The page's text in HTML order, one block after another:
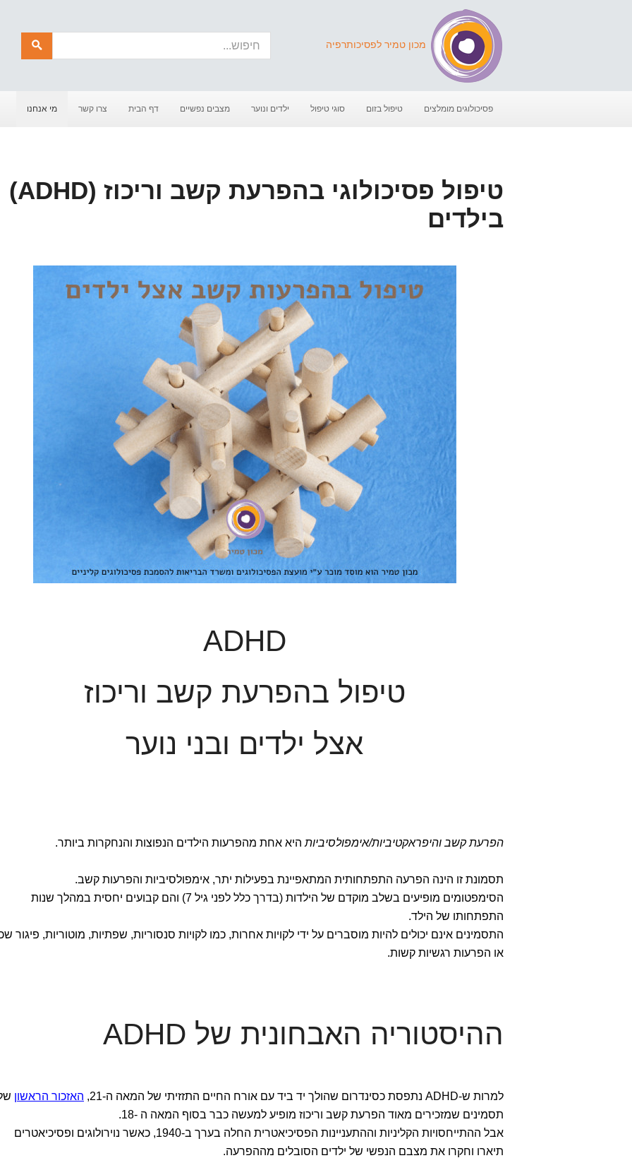
מכון טמיר לפסיכותרפיה
חיפוש
פסיכולוגים מומלצים טיפול בזום סוגי טיפול ילדים ונוער מצבים נפשיים דף הבית צרו קשר מי אנחנו
טיפול פסיכולוגי בהפרעת קשב וריכוז (ADHD)
בילדים
ADHD
טיפול בהפרעת קשב וריכוז
אצל ילדים ובני נוער
הפרעת קשב והיפראקטיביות/אימפולסיביות היא אחת מהפרעות הילדים הנפוצות והנחקרות ביותר.
תסמונת זו הינה הפרעה התפתחותית המתאפיינת בפעילות יתר, אימפולסיביות והפרעות קשב.
הסימפטומים מופיעים בשלב מוקדם של הילדות (בדרך כלל לפני גיל 7) והם קבועים יחסית במהלך שנות
התפתחותו של הילד.
התסמינים אינם יכולים להיות מוסברים על ידי לקויות אחרות, כמו לקויות סנסוריות, שפתיות, מוטוריות, פיגור
או הפרעות רגשיות קשות.
ההיסטוריה האבחונית של ADHD
למרות ש-ADHD נתפסת כסינדרום שהולך יד ביד עם אורח החיים התזזיתי של המאה ה-21, האזכור הראשון
תסמינים שמזכירים מאוד הפרעת קשב וריכוז מופיע למעשה כבר בסוף המאה ה -18.
אבל ההתייחסויות הקליניות וההתעניינות הפסיכיאטרית החלה בערך ב-1940, כאשר נוירולוגים ופסיכיאטרים
תיארו וחקרו את מצבם הנפשי של ילדים הסובלים מההפרעה.